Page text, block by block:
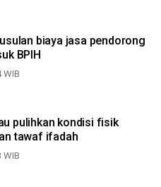
biaya jasa pendorong
BPIH
WIB
pulihkan kondisi fisik
tawaf ifadah
WIB